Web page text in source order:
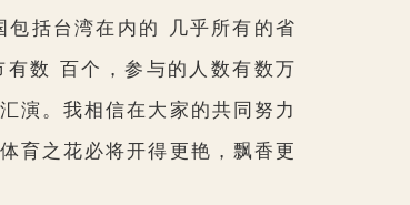
括台湾在内的 几乎所有的省
数 百个，参与的人数有数万
演。我相信在大家的共同努力
育之花必将开得更艳，飘香更